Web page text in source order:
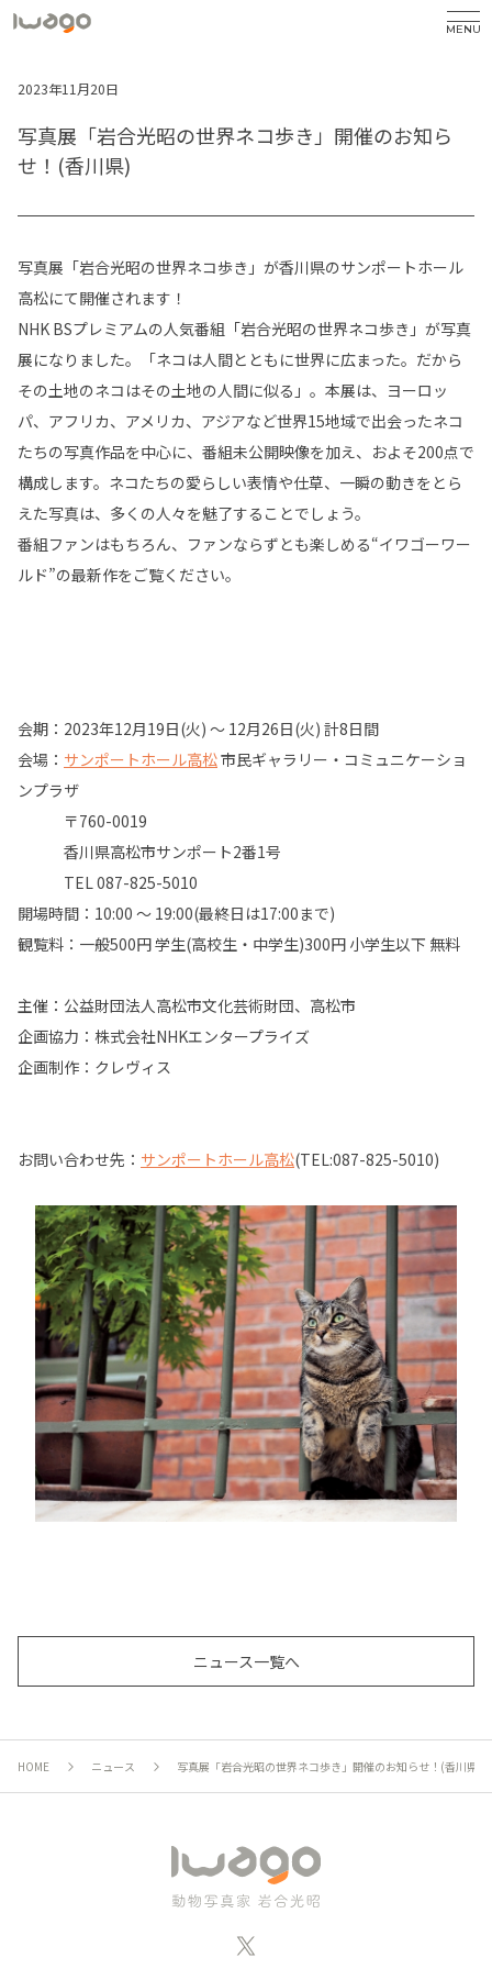
MENU
2023年11月20日
写真展「岩合光昭の世界ネコ歩き」開催のお知ら
せ！(香川県)
写真展「岩合光昭の世界ネコ歩き」が香川県のサンポートホール
高松にて開催されます！
NHK BSプレミアムの人気番組「岩合光昭の世界ネコ歩き」が写真
展になりました。「ネコは人間とともに世界に広まった。だから
その土地のネコはその土地の人間に似る」。本展は、ヨーロッ
パ、アフリカ、アメリカ、アジアなど世界15地域で出会ったネコ
たちの写真作品を中心に、番組未公開映像を加え、およそ200点で
構成します。ネコたちの愛らしい表情や仕草、一瞬の動きをとら
えた写真は、多くの人々を魅了することでしょう。
番組ファンはもちろん、ファンならずとも楽しめる“イワゴーワー
ルド”の最新作をご覧ください。
会期：2023年12月19日(火) ～ 12月26日(火) 計8日間
会場： サンポートホール高松市民ギャラリー・コミュニケーショ
ンプラザ
〒760-0019
香川県高松市サンポート2番1号
TEL 087-825-5010
開場時間：10:00 ～ 19:00(最終日は17:00まで)
観覧料：一般500円 学生(高校生・中学生)300円 小学生以下 無料
主催：公益財団法人高松市文化芸術財団、高松市
企画協力：株式会社NHKエンタープライズ
企画制作：クレヴィス
お問い合わせ先： サンポートホール高松(TEL:087-825-5010)
ニュース一覧へ
HOME ニュース 写真展「岩合光昭の世界ネコ歩き」開催のお知らせ！(香川県)